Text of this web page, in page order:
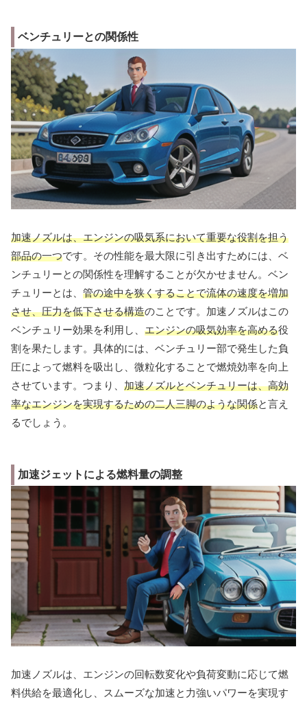
ベンチュリーとの関係性
加速ノズルは、エンジンの吸気系において重要な役割を担う
部品の一つです。その性能を最大限に引き出すためには、ベ
ンチュリーとの関係性を理解することが欠かせません。ベン
チュリーとは、 管の途中を狭くすることで流体の速度を増加
させ、圧力を低下させる構造のことです。加速ノズルはこの
ベンチュリー効果を利用し、 エンジンの吸気効率を高める役
割を果たします。具体的には、ベンチュリー部で発生した負
圧によって燃料を吸出し、微粒化することで燃焼効率を向上
させています。つまり、 加速ノズルとベンチュリーは、高効
率なエンジンを実現するための二人三脚のような関係と言え
るでしょう。
加速ジェットによる燃料量の調整
加速ノズルは、エンジンの回転数変化や負荷変動に応じて燃
料供給を最適化し、スムーズな加速と力強いパワーを実現す